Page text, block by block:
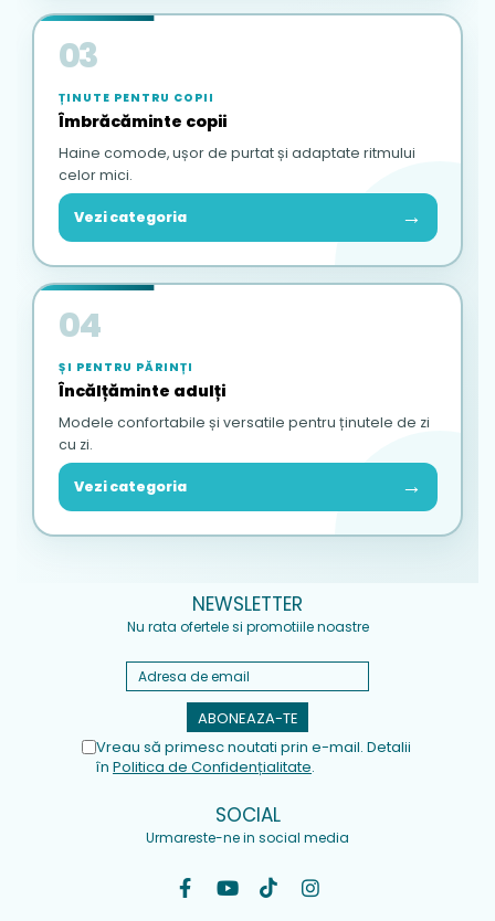
03
ȚINUTE PENTRU COPII
Îmbrăcăminte copii
Haine comode, ușor de purtat și adaptate ritmului
celor mici.
Vezi categoria →
04
ȘI PENTRU PĂRINȚI
Încălțăminte adulți
Modele confortabile și versatile pentru ținutele de zi
cu zi.
Vezi categoria →
NEWSLETTER
Nu rata ofertele si promotiile noastre
Vreau să primesc noutati prin e-mail. Detalii
în Politica de Confidențialitate.
SOCIAL
Urmareste-ne in social media